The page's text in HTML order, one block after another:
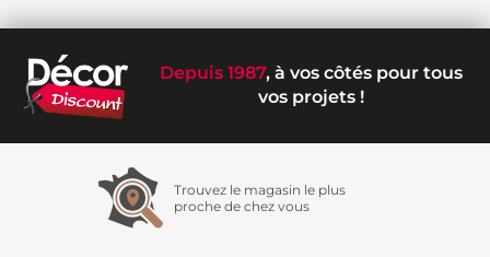
Depuis 1987, à vos côtés pour tous
vos projets !
Trouvez le magasin le plus
proche de chez vous